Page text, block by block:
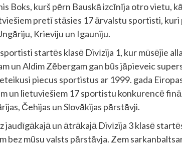
Boks, kurš pērn Bauskā izcīnīja otro vietu,
pretī stāsies 17 ārvalstu sportisti, kuri
Krieviju un Igauniju.
startēs klasē Divīzija 1, kur mūsējie
un Aldim Zēbergam gan būs jāpieveic
piecus sportistus ar 1999. gada
un lietuviešiem 17 sportistu konkurencē
Čehijas un Slovākijas pārstāvji.
jaudīgākajā un ātrākajā Divīzija 3 klasē
bez mūsu valsts pārstāvja. Zem